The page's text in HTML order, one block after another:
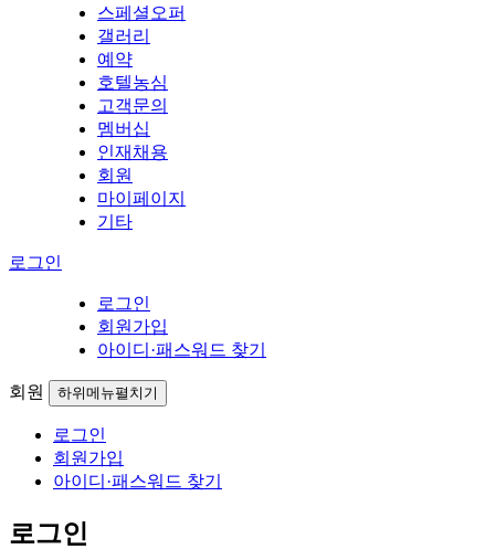
스페셜오퍼
갤러리
예약
호텔농심
고객문의
멤버십
인재채용
회원
마이페이지
기타
로그인
로그인
회원가입
아이디·패스워드 찾기
회원 하위메뉴펼치기
로그인
회원가입
아이디·패스워드 찾기
로그인